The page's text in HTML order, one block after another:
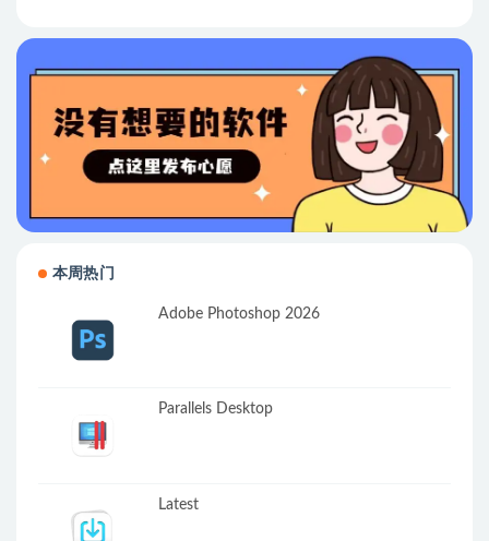
本周热门
Adobe Photoshop 2026
Parallels Desktop
Latest